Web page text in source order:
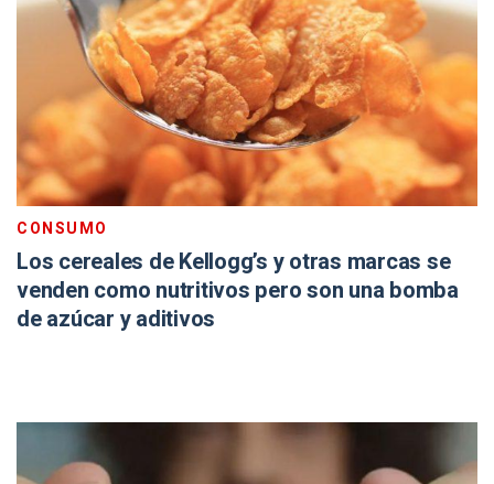
CONSUMO
Los cereales de Kellogg’s y otras marcas se
venden como nutritivos pero son una bomba
de azúcar y aditivos